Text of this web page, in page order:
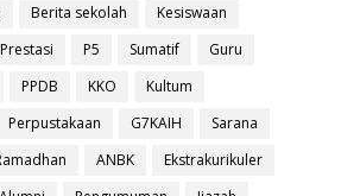
Berita sekolah
Kesiswaan
Prestasi P5 Sumatif
Guru
PPDB KKO
Kultum
Perpustakaan G7KAIH
Sarana
ANBK
Ekstrakurikuler